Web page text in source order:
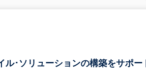
･ソリューションの構築をサポー